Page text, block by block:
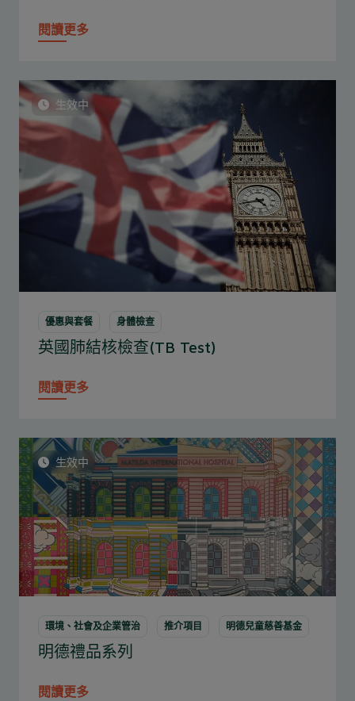
閱讀更多
生效中
優惠與套餐 身體檢查
英國肺結核檢查(TB Test)
閱讀更多
生效中
環境、社會及企業管治 推介項目 明德兒童慈善基金
明德禮品系列
閱讀更多